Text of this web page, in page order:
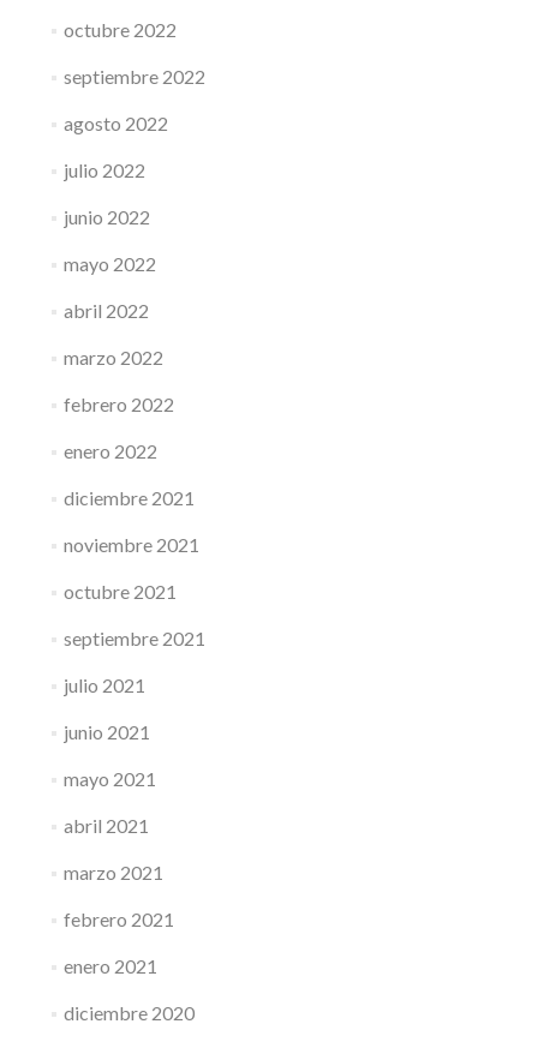
octubre 2022
septiembre 2022
agosto 2022
julio 2022
junio 2022
mayo 2022
abril 2022
marzo 2022
febrero 2022
enero 2022
diciembre 2021
noviembre 2021
octubre 2021
septiembre 2021
julio 2021
junio 2021
mayo 2021
abril 2021
marzo 2021
febrero 2021
enero 2021
diciembre 2020